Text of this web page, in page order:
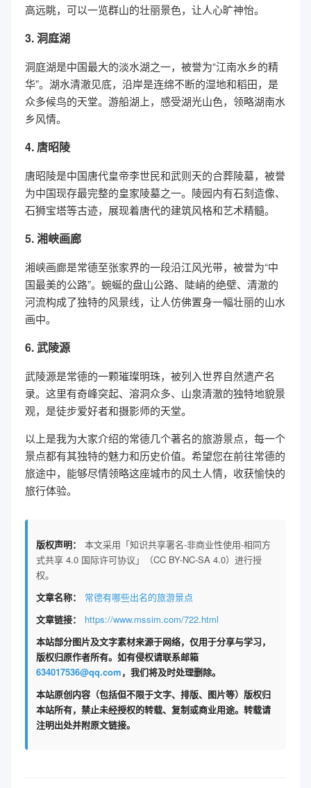
高远眺，可以一览群山的壮丽景色，让人心旷神怡。
3. 洞庭湖
洞庭湖是中国最大的淡水湖之一，被誉为“江南水乡的精
华”。湖水清澈见底，沿岸是连绵不断的湿地和稻田，是
众多候鸟的天堂。游船湖上，感受湖光山色，领略湖南水
乡风情。
4. 唐昭陵
唐昭陵是中国唐代皇帝李世民和武则天的合葬陵墓，被誉
为中国现存最完整的皇家陵墓之一。陵园内有石刻造像、
石狮宝塔等古迹，展现着唐代的建筑风格和艺术精髓。
5. 湘峡画廊
湘峡画廊是常德至张家界的一段沿江风光带，被誉为“中
国最美的公路”。蜿蜒的盘山公路、陡峭的绝壁、清澈的
河流构成了独特的风景线，让人仿佛置身一幅壮丽的山水
画中。
6. 武陵源
武陵源是常德的一颗璀璨明珠，被列入世界自然遗产名
录。这里有奇峰突起、溶洞众多、山泉清澈的独特地貌景
观，是徒步爱好者和摄影师的天堂。
以上是我为大家介绍的常德几个著名的旅游景点，每一个
景点都有其独特的魅力和历史价值。希望您在前往常德的
旅途中，能够尽情领略这座城市的风土人情，收获愉快的
旅行体验。
版权声明：
本文采用「知识共享署名-非商业性使用-相同方
式共享 4.0 国际许可协议」（CC BY-NC-SA 4.0）进行授
权。
文章名称：
常德有哪些出名的旅游景点
文章链接：
https://www.mssim.com/722.html
本站部分图片及文字素材来源于网络，仅用于分享与学习，
版权归原作者所有。如有侵权请联系邮箱
634017536@qq.com，我们将及时处理删除。
本站原创内容（包括但不限于文字、排版、图片等）版权归
本站所有，禁止未经授权的转载、复制或商业用途。转载请
注明出处并附原文链接。